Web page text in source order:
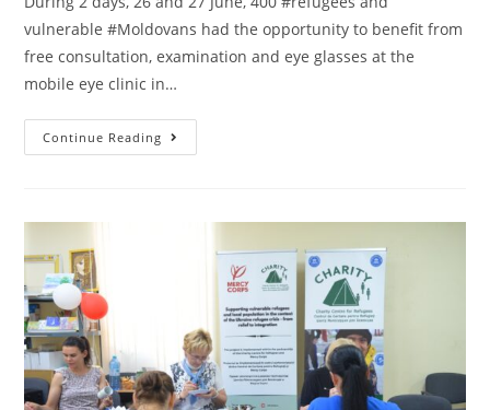
vulnerable #Moldovans had the opportunity to benefit from
free consultation, examination and eye glasses at the
mobile eye clinic in…
Continue Reading